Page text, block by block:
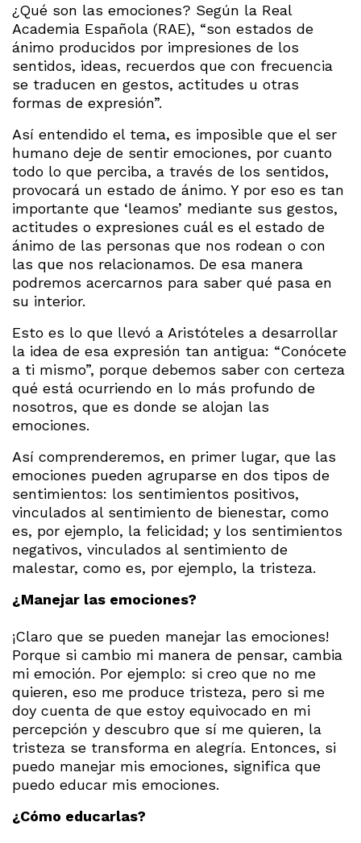
¿Qué son las emociones? Según la Real
Academia Española (RAE), “son estados de
ánimo producidos por impresiones de los
sentidos, ideas, recuerdos que con frecuencia
se traducen en gestos, actitudes u otras
formas de expresión”.
Así entendido el tema, es imposible que el ser
humano deje de sentir emociones, por cuanto
todo lo que perciba, a través de los sentidos,
provocará un estado de ánimo. Y por eso es tan
importante que ‘leamos’ mediante sus gestos,
actitudes o expresiones cuál es el estado de
ánimo de las personas que nos rodean o con
las que nos relacionamos. De esa manera
podremos acercarnos para saber qué pasa en
su interior.
Esto es lo que llevó a Aristóteles a desarrollar
la idea de esa expresión tan antigua: “Conócete
a ti mismo”, porque debemos saber con certeza
qué está ocurriendo en lo más profundo de
nosotros, que es donde se alojan las
emociones.
Así comprenderemos, en primer lugar, que las
emociones pueden agruparse en dos tipos de
sentimientos: los sentimientos positivos,
vinculados al sentimiento de bienestar, como
es, por ejemplo, la felicidad; y los sentimientos
negativos, vinculados al sentimiento de
malestar, como es, por ejemplo, la tristeza.
¿Manejar las emociones?
¡Claro que se pueden manejar las emociones!
Porque si cambio mi manera de pensar, cambia
mi emoción. Por ejemplo: si creo que no me
quieren, eso me produce tristeza, pero si me
doy cuenta de que estoy equivocado en mi
percepción y descubro que sí me quieren, la
tristeza se transforma en alegría. Entonces, si
puedo manejar mis emociones, significa que
puedo educar mis emociones.
¿Cómo educarlas?